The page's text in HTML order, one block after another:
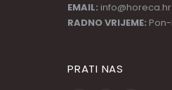
EMAIL: info@horeca.hr
RADNO VRIJEME:
PRATI NAS